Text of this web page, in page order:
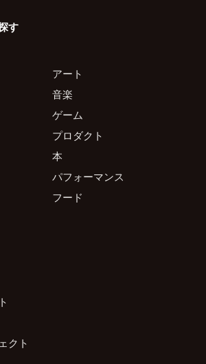
す
アート
音楽
ゲーム
プロダクト
本
パフォーマンス
フード
クト